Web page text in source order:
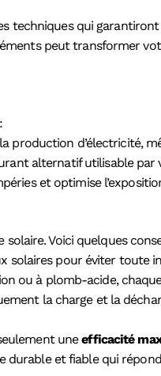
techniques qui
peut transformer
production d’électricité,
alternatif utilisable par
et optimise
Voici quelques
solaires pour éviter toute
ou à plomb-acide,
la charge et la
uneefficacité
durable et fiable qui